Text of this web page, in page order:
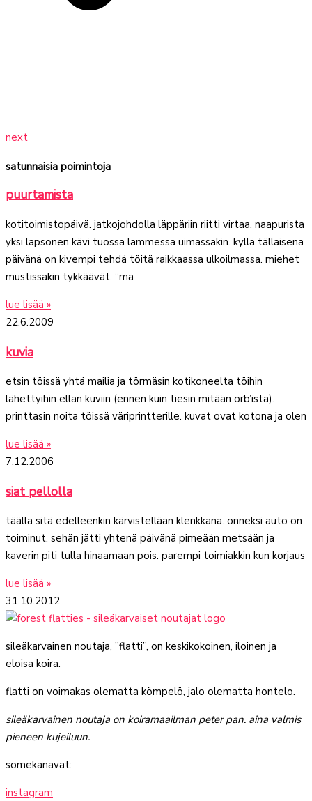
next
satunnaisia poimintoja
puurtamista
kotitoimistopäivä. jatkojohdolla läppäriin riitti virtaa. naapurista
yksi lapsonen kävi tuossa lammessa uimassakin. kyllä tällaisena
päivänä on kivempi tehdä töitä raikkaassa ulkoilmassa. miehet
mustissakin tykkäävät. ”mä
lue lisää »
22.6.2009
kuvia
etsin töissä yhtä mailia ja törmäsin kotikoneelta töihin
lähettyihin ellan kuviin (ennen kuin tiesin mitään orb’ista).
printtasin noita töissä väriprintterille. kuvat ovat kotona ja olen
lue lisää »
7.12.2006
siat pellolla
täällä sitä edelleenkin kärvistellään klenkkana. onneksi auto on
toiminut. sehän jätti yhtenä päivänä pimeään metsään ja
kaverin piti tulla hinaamaan pois. parempi toimiakkin kun korjaus
lue lisää »
31.10.2012
sileäkarvainen noutaja, ”flatti”, on keskikokoinen, iloinen ja
eloisa koira.
flatti on voimakas olematta kömpelö, jalo olematta hontelo.
sileäkarvainen noutaja on koiramaailman peter pan. aina valmis
pieneen kujeiluun.
somekanavat:
instagram